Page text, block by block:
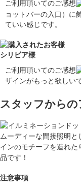
ご利用頂いてのご感想
ョットバーの入口）に
ていい感じです。
シリビア様
ご利用頂いてのご感想
ザインがもっと欲しい
スタッフからの
ムーディーな間接照明
インのモチーフを造れ
品です！
注意事項